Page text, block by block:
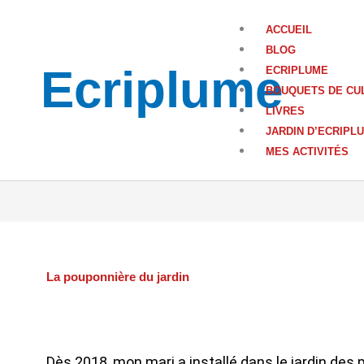
Ecriplume
ACCUEIL
BLOG
ECRIPLUME
BOUQUETS DE
LIVRES
JARDIN
MES ACTIVITÉS
La pouponnière du jardin